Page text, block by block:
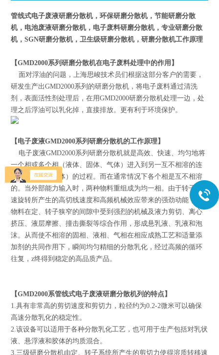
管线式电子废液研磨分散机，环保研磨分散机，节能研磨分散
机，电池废液研磨分散机，电子废料研磨分散机，专业研磨分散
机，SGN研磨分散机，卫生级研磨分散机，研磨分散机工作原理
【GMD2000系列研磨分散机在电子废料处理中的作用】
面对浮油的问题，上海思峻技术员们根据这部分客户的需要，
研发生产出GMD2000系列的研磨分散机 ，将电子废料通过清洗
剂，表面活性剂处理后，在用GMD2000研磨分散机处理一边，处
理之后浮油可以乳化掉，直接排放。更有利于环境保护。
【电子废液GMD2000系列研磨分散机的工作原理】
电子废液GMD2000系列研磨分散机就是高效、快速、均匀地将
一个相或多个相（液体、固体、气体）进入到另一互不相溶的连
续相（通常是液体）的过程。而在通常情况下各个相是互不相溶
的。当外部能力输入时，两种物料重组成为均一相。由于转子高
速旋转所产生的高切线速度和高频机械效应带来的强劲动能，使
物料在定、转子狭窄的间隙中受到强烈的机械及液力剪切、离心
挤压、液层摩擦、撞击撕裂等综合作用，形成悬乳液、乳液和泡
沫。从而使不相溶的固相、液相、气相在相应成熟工艺和适量添
加剂的共同作用下，瞬间均匀精细的分散乳化，经过高频的循环
往复，z终得到稳定的高品质产品。
【GMD2000系管线式电子废液研磨分散机列的特点】
1.具有非常高的剪切速度和剪切力，粒径约为0.2-2微米可以确保
高速分散乳化的稳定性。
2.该设备可以适用于各种分散乳化工艺，也可用于生产包括对乳状
液、悬浮液和胶体的均质混合。
3.三级研磨分散机由定、转子系统所产生的剪切力使得溶质转移速